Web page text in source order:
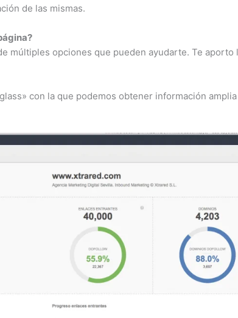
de las mismas.
múltiples opciones que pueden ayudarte. Te aporto
con la que podemos obtener información